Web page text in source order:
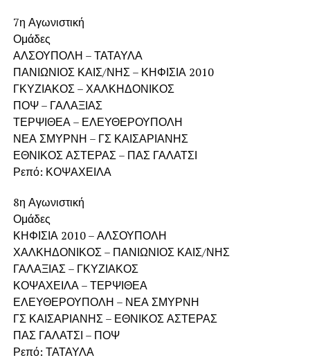
7η Αγωνιστική
Ομάδες
ΑΛΣΟΥΠΟΛΗ – ΤΑΤΑΥΛΑ
ΠΑΝΙΩΝΙΟΣ ΚΑΙΣ/ΝΗΣ – ΚΗΦΙΣΙΑ 2010
ΓΚΥΖΙΑΚΟΣ – ΧΑΛΚΗΔΟΝΙΚΟΣ
ΠΟΨ – ΓΑΛΑΞΙΑΣ
ΤΕΡΨΙΘΕΑ – ΕΛΕΥΘΕΡΟΥΠΟΛΗ
ΝΕΑ ΣΜΥΡΝΗ – ΓΣ ΚΑΙΣΑΡΙΑΝΗΣ
ΕΘΝΙΚΟΣ ΑΣΤΕΡΑΣ – ΠΑΣ ΓΑΛΑΤΣΙ
Ρεπό: ΚΟΨΑΧΕΙΛΑ
8η Αγωνιστική
Ομάδες
ΚΗΦΙΣΙΑ 2010 – ΑΛΣΟΥΠΟΛΗ
ΧΑΛΚΗΔΟΝΙΚΟΣ – ΠΑΝΙΩΝΙΟΣ ΚΑΙΣ/ΝΗΣ
ΓΑΛΑΞΙΑΣ – ΓΚΥΖΙΑΚΟΣ
ΚΟΨΑΧΕΙΛΑ – ΤΕΡΨΙΘΕΑ
ΕΛΕΥΘΕΡΟΥΠΟΛΗ – ΝΕΑ ΣΜΥΡΝΗ
ΓΣ ΚΑΙΣΑΡΙΑΝΗΣ – ΕΘΝΙΚΟΣ ΑΣΤΕΡΑΣ
ΠΑΣ ΓΑΛΑΤΣΙ – ΠΟΨ
Ρεπό: ΤΑΤΑΥΛΑ